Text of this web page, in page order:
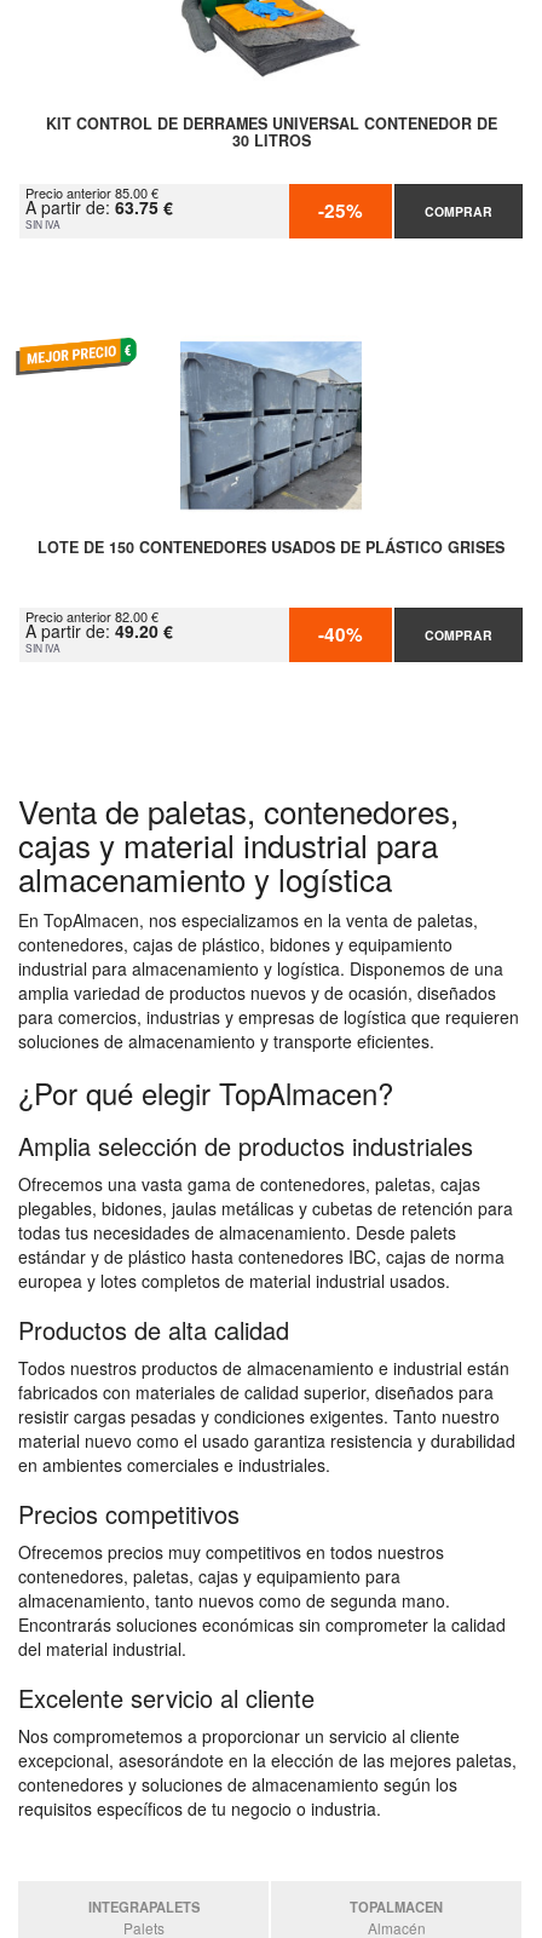
KIT CONTROL DE DERRAMES UNIVERSAL CONTENEDOR DE
30 LITROS
Precio anterior 85.00 €
A partir de: 63.75 €
SIN IVA -25% COMPRAR
LOTE DE 150 CONTENEDORES USADOS DE PLÁSTICO GRISES
Precio anterior 82.00 €
A partir de: 49.20 €
SIN IVA -40% COMPRAR
Venta de paletas, contenedores,
cajas y material industrial para
almacenamiento y logística
En TopAlmacen, nos especializamos en la venta de paletas,
contenedores, cajas de plástico, bidones y equipamiento
industrial para almacenamiento y logística. Disponemos de una
amplia variedad de productos nuevos y de ocasión, diseñados
para comercios, industrias y empresas de logística que requieren
soluciones de almacenamiento y transporte eficientes.
¿Por qué elegir TopAlmacen?
Amplia selección de productos industriales
Ofrecemos una vasta gama de contenedores, paletas, cajas
plegables, bidones, jaulas metálicas y cubetas de retención para
todas tus necesidades de almacenamiento. Desde palets
estándar y de plástico hasta contenedores IBC, cajas de norma
europea y lotes completos de material industrial usados.
Productos de alta calidad
Todos nuestros productos de almacenamiento e industrial están
fabricados con materiales de calidad superior, diseñados para
resistir cargas pesadas y condiciones exigentes. Tanto nuestro
material nuevo como el usado garantiza resistencia y durabilidad
en ambientes comerciales e industriales.
Precios competitivos
Ofrecemos precios muy competitivos en todos nuestros
contenedores, paletas, cajas y equipamiento para
almacenamiento, tanto nuevos como de segunda mano.
Encontrarás soluciones económicas sin comprometer la calidad
del material industrial.
Excelente servicio al cliente
Nos comprometemos a proporcionar un servicio al cliente
excepcional, asesorándote en la elección de las mejores paletas,
contenedores y soluciones de almacenamiento según los
requisitos específicos de tu negocio o industria.
INTEGRAPALETS
Palets
TOPALMACEN
Almacén